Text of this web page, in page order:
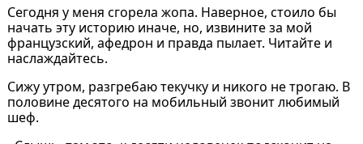
Сегодня у меня сгорела жопа. Наверное, стоило бы
начать эту историю иначе, но, извините за мой
французский, афедрон и правда пылает. Читайте и
наслаждайтесь.
Сижу утром, разгребаю текучку и никого не трогаю. В
половине десятого на мобильный звонит любимый
шеф.